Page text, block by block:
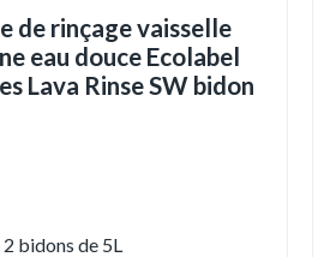
de rinçage vaisselle
eau douce Ecolabel
Lava Rinse SW bidon
bidons de 5L